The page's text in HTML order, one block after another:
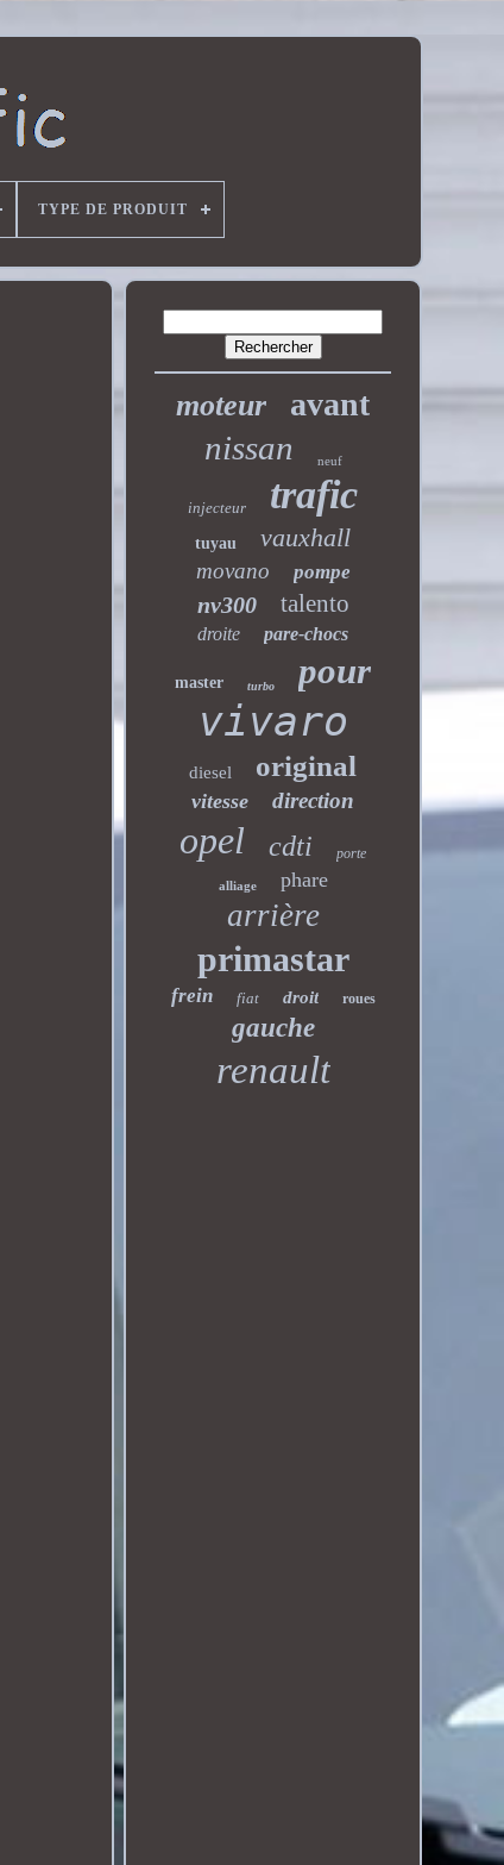
TYPE DE PRODUIT
moteur avant
nissan neuf
injecteur trafic
tuyau vauxhall
movano pompe
nv300 talento
droite pare-chocs
master turbo pour
vivaro
diesel original
vitesse direction
opel cdti porte
alliage phare
arrière
primastar
frein fiat droit roues
gauche
renault